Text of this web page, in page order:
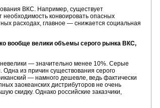
ВКС. Например, существует
конвоировать опасных
расходах, главное — снижается социальная
вообще велики объемы серого рынка ВКС,
— значительно менее 10%. Серые
из причин существования серого
— намного дешевле, ведь фактически
заокеанских дистрибуторов не очень
скидку. Однако российские заказчики,